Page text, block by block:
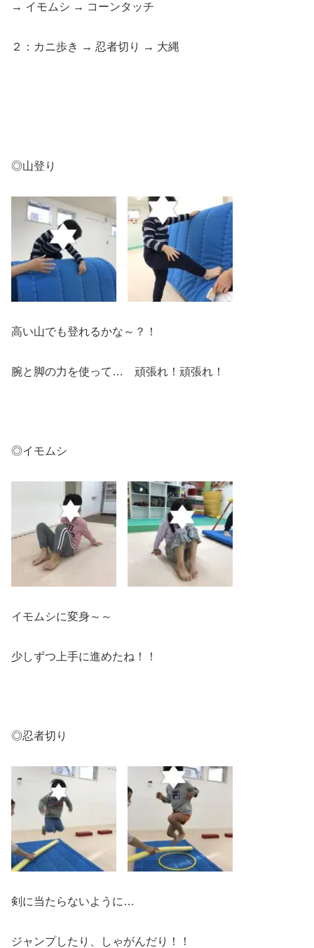
→ イモムシ → コーンタッチ
２：カニ歩き → 忍者切り → 大縄
◎山登り
高い山でも登れるかな～？！
腕と脚の力を使って… 頑張れ！頑張れ！
◎イモムシ
イモムシに変身～～
少しずつ上手に進めたね！！
◎忍者切り
剣に当たらないように…
ジャンプしたり、しゃがんだり！！